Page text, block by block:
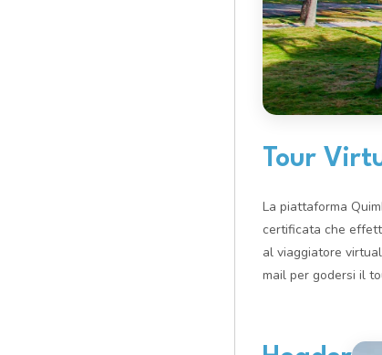
Tour
La piattaforma
certificata che
al viaggiatore
mail per godersi il